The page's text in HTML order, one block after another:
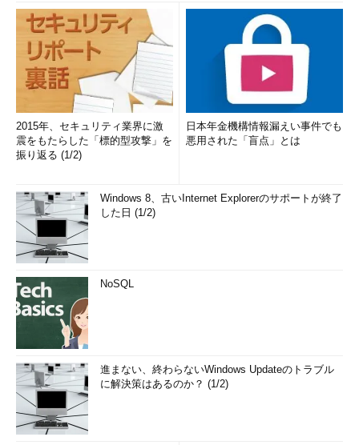
2015年、セキュリティ業界に激
震をもたらした「標的型攻撃」を
振り返る (1/2)
日本年金機構情報漏えい事件でも
悪用された「盲点」とは
Windows 8、古いInternet Explorerのサポートが終了
した日 (1/2)
NoSQL
進まない、終わらないWindows Updateのトラブル
に解決策はあるのか？ (1/2)